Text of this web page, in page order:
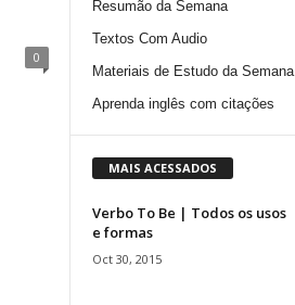
0
Resumão da Semana
Textos Com Audio
Materiais de Estudo da Semana
Aprenda inglês com citações
MAIS ACESSADOS
Verbo To Be | Todos os usos
e formas
Oct 30, 2015